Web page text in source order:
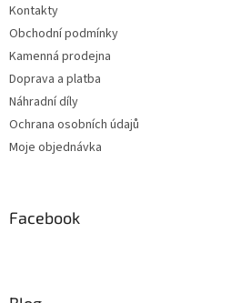
Kontakty
Obchodní podmínky
Kamenná prodejna
Doprava a platba
Náhradní díly
Ochrana osobních údajů
Moje objednávka
Facebook